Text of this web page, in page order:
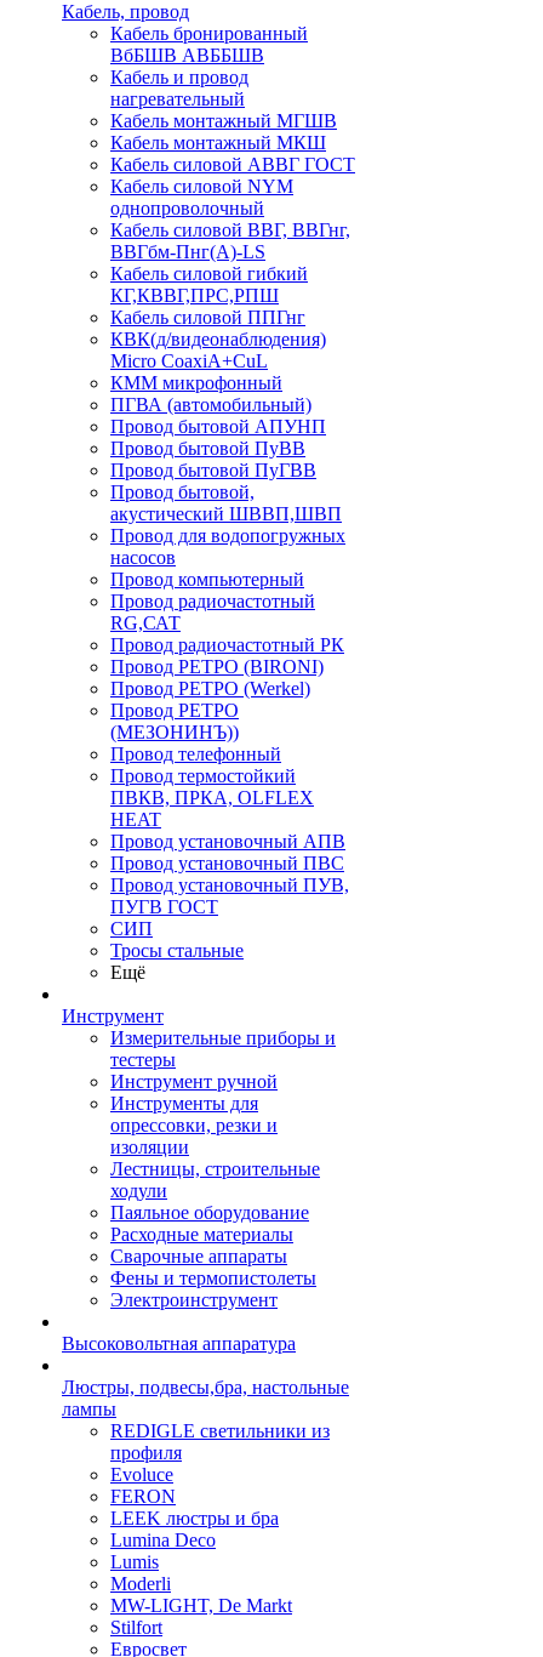
Кабель, провод
Кабель бронированный
ВбБШВ АВББШВ
Кабель и провод
нагревательный
Кабель монтажный МГШВ
Кабель монтажный МКШ
Кабель силовой АВВГ ГОСТ
Кабель силовой NYM
однопроволочный
Кабель силовой ВВГ, ВВГнг,
ВВГбм-Пнг(А)-LS
Кабель силовой гибкий
КГ,КВВГ,ПРС,РПШ
Кабель силовой ППГнг
КВК(д/видеонаблюдения)
Micro CoaxiA+CuL
КММ микрофонный
ПГВА (автомобильный)
Провод бытовой АПУНП
Провод бытовой ПуВВ
Провод бытовой ПуГВВ
Провод бытовой,
акустический ШВВП,ШВП
Провод для водопогружных
насосов
Провод компьютерный
Провод радиочастотный
RG,САТ
Провод радиочастотный РК
Провод РЕТРО (BIRONI)
Провод РЕТРО (Werkel)
Провод РЕТРО
(МЕЗОНИНЪ))
Провод телефонный
Провод термостойкий
ПВКВ, ПРКА, OLFLEX
HEAT
Провод установочный АПВ
Провод установочный ПВС
Провод установочный ПУВ,
ПУГВ ГОСТ
СИП
Тросы стальные
Ещё
Инструмент
Измерительные приборы и
тестеры
Инструмент ручной
Инструменты для
опрессовки, резки и
изоляции
Лестницы, строительные
ходули
Паяльное оборудование
Расходные материалы
Сварочные аппараты
Фены и термопистолеты
Электроинструмент
Высоковольтная аппаратура
Люстры, подвесы,бра, настольные
лампы
REDIGLE светильники из
профиля
Evoluce
FERON
LEEK люстры и бра
Lumina Deco
Lumis
Moderli
MW-LIGHT, De Markt
Stilfort
Евросвет